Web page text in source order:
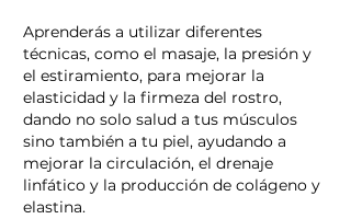
Aprenderás a utilizar diferentes
técnicas, como el masaje, la presión y
el estiramiento, para mejorar la
elasticidad y la firmeza del rostro,
dando no solo salud a tus músculos
sino también a tu piel, ayudando a
mejorar la circulación, el drenaje
linfático y la producción de colágeno y
elastina.